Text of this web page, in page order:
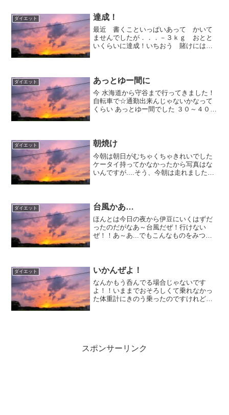
かしら～？？？あしたはお...
ダイエット 達成！
最近 書くこといっぱいあって かいて
ませんでしたが．．．－３ｋｇ おとと
いくらいに達成！いちおう 賭けにはイ
して(フラだけど。）足細くなん...
ダイエット あっとゆー間に
今 水海道から守谷まで行ってきました！
自転車で☆通勤出来んじゃないかなって
くらい あっとゆー間でした ３０～４０分
爽やかですよ汗か...
ダイエット 朝焼け
今朝は朝日がむちゃくちゃきれいでした
ケータイ持ってかなかったから写真はな
いんですが....そう、今朝は走れました
いりょくつけなき...
ダイエット 台風かあ…
ほんとは今日の夜から伊豆にいくはずだ
ったのだがなあ～台風だぜ！行けない
ぜ！！あ～あ...でもこんなものをみつけ
ダイエット いかんぜよ！
なんかもう呑んでる場合じゃないです
よ！！いままでおそろしくて乗れなかっ
た体重計にきのう乗ったのですけれども
スポンサーリンク